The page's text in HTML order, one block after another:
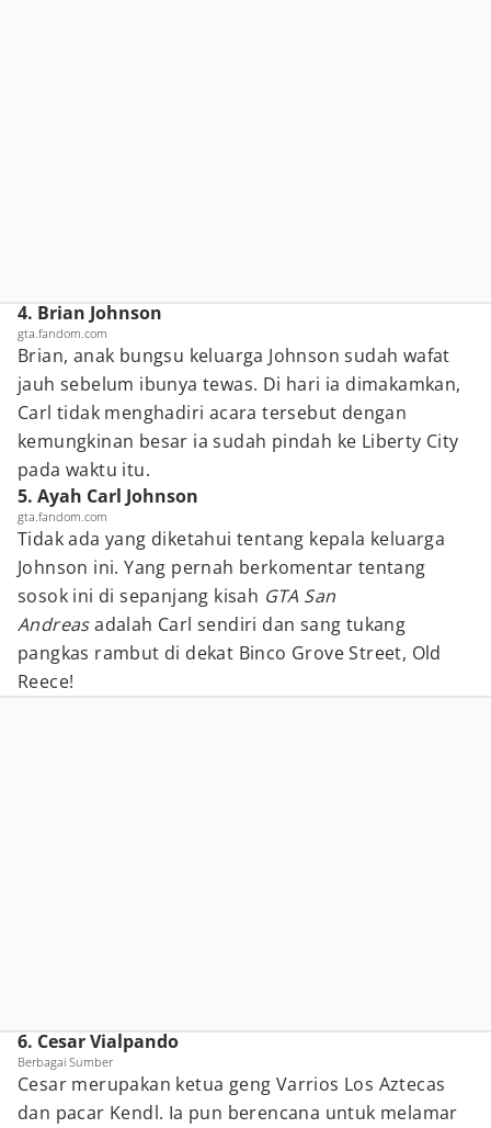
4. Brian Johnson
gta.fandom.com
Brian, anak bungsu keluarga Johnson sudah wafat
jauh sebelum ibunya tewas. Di hari ia dimakamkan,
Carl tidak menghadiri acara tersebut dengan
kemungkinan besar ia sudah pindah ke Liberty City
pada waktu itu.
5. Ayah Carl Johnson
gta.fandom.com
Tidak ada yang diketahui tentang kepala keluarga
Johnson ini. Yang pernah berkomentar tentang
sosok ini di sepanjang kisah GTA San
Andreasadalah Carl sendiri dan sang tukang
pangkas rambut di dekat Binco Grove Street, Old
Reece!
6. Cesar Vialpando
Berbagai Sumber
Cesar merupakan ketua geng Varrios Los Aztecas
dan pacar Kendl. Ia pun berencana untuk melamar